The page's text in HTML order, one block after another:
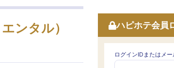
ンタル）
ハピホテ会員
ログインIDまたはメ